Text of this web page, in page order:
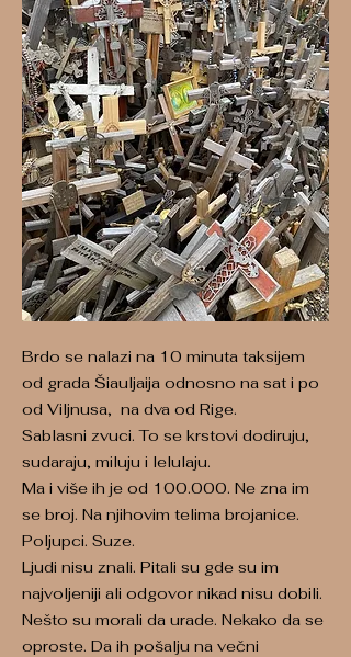
Brdo se nalazi na 10 minuta taksijem
od grada Šiauljaija odnosno na sat i po
od Viljnusa, na dva od Rige.
Sablasni zvuci. To se krstovi dodiruju,
sudaraju, miluju i lelulaju.
Ma i više ih je od 100.000. Ne zna im
se broj. Na njihovim telima brojanice.
Poljupci. Suze.
Ljudi nisu znali. Pitali su gde su im
najvoljeniji ali odgovor nikad nisu dobili.
Nešto su morali da urade. Nekako da se
oproste. Da ih pošalju na večni